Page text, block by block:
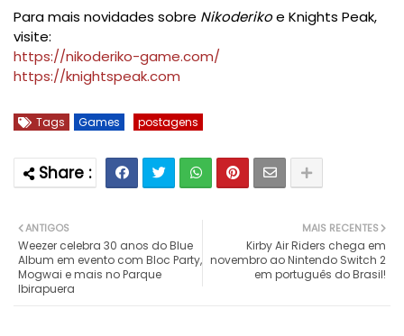
Para mais novidades sobre Nikoderikoe Knights Peak,
visite:
https://nikoderiko-game.com/
https://knightspeak.com
Tags Games postagens
MAIS RECENTES
Kirby Air Riders chega em
novembro ao Nintendo Switch 2
em português do Brasil!
ANTIGOS
Weezer celebra 30 anos do Blue
Album em evento com Bloc Party,
Mogwai e mais no Parque
Ibirapuera